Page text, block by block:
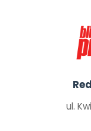
ul.